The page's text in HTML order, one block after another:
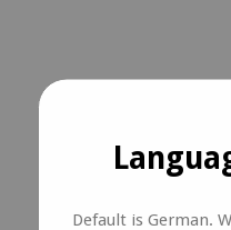
Default is German.